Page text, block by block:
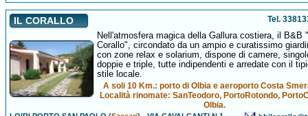
IL CORALLO Tel.
Nell'atmosfera magica della Gallura costiera, il B&B
Corallo", circondato da un ampio e curatissimo
con zone relax e solarium, dispone di camere,
doppie e triple, tutte indipendenti e arredate con il
stile locale.
A soli 10 Km.: porto di Olbia e aeroporto Costa
Località rinomate: SanTeodoro, PortoRotondo,
Olbia.